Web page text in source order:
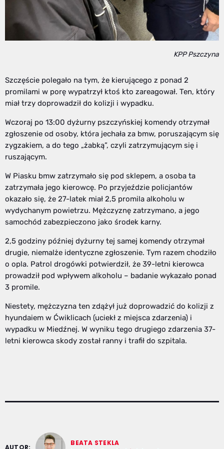
KPP Pszczyna
Szczęście polegało na tym, że kierującego z ponad 2
promilami w porę wypatrzył ktoś kto zareagował. Ten, który
miał trzy doprowadził do kolizji i wypadku.
Wczoraj po 13:00 dyżurny pszczyńskiej komendy otrzymał
zgłoszenie od osoby, która jechała za bmw, poruszającym się
zygzakiem, a do tego „żabką”, czyli zatrzymującym się i
ruszającym.
W Piasku bmw zatrzymało się pod sklepem, a osoba ta
zatrzymała jego kierowcę. Po przyjeździe policjantów
okazało się, że 27-latek miał 2,5 promila alkoholu w
wydychanym powietrzu. Mężczyznę zatrzymano, a jego
samochód zabezpieczono jako środek karny.
2,5 godziny później dyżurny tej samej komendy otrzymał
drugie, niemalże identyczne zgłoszenie. Tym razem chodziło
o opla. Patrol drogówki potwierdził, że 39-letni kierowca
prowadził pod wpływem alkoholu – badanie wykazało ponad
3 promile.
Niestety, mężczyzna ten zdążył już doprowadzić do kolizji z
hyundaiem w Ćwiklicach (uciekł z miejsca zdarzenia) i
wypadku w Miedźnej. W wyniku tego drugiego zdarzenia 37-
letni kierowca skody został ranny i trafił do szpitala.
AUTOR:
BEATA STEKLA